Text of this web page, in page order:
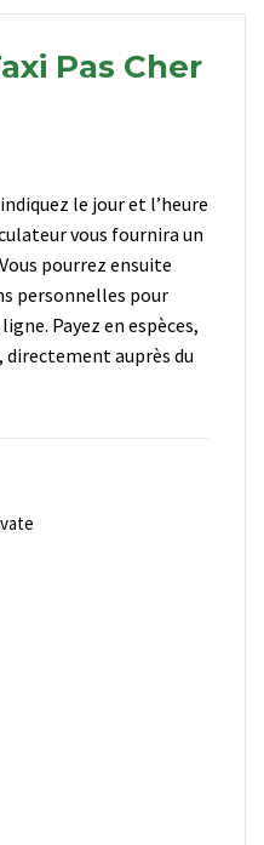
Pas Cher
le jour et l’heure
vous fournira un
pourrez ensuite
personnelles pour
Payez en espèces,
directement auprès du